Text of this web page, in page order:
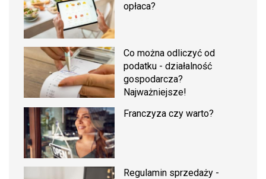
opłaca?
Co można odliczyć od
podatku - działalność
gospodarcza?
Najważniejsze!
Franczyza czy warto?
Regulamin sprzedaży -